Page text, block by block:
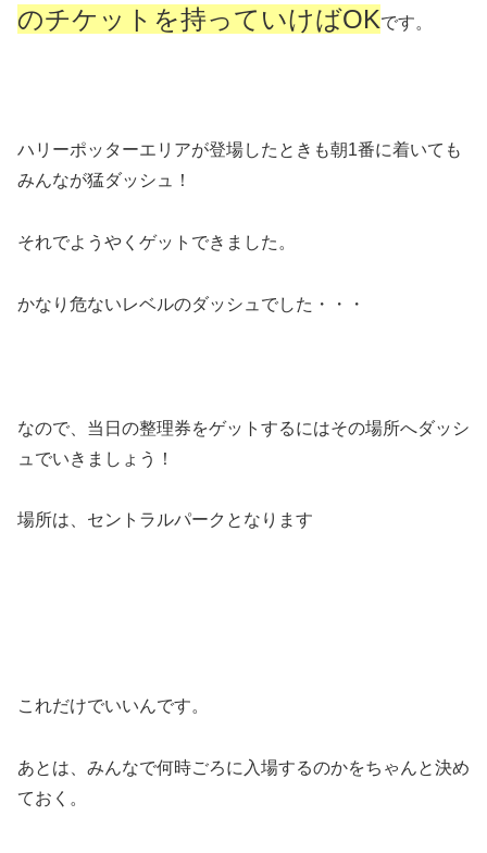
のチケットを持っていけばOKです。
ハリーポッターエリアが登場したときも朝1番に着いても
みんなが猛ダッシュ！
それでようやくゲットできました。
かなり危ないレベルのダッシュでした・・・
なので、当日の整理券をゲットするにはその場所へダッシ
ュでいきましょう！
場所は、セントラルパークとなります
これだけでいいんです。
あとは、みんなで何時ごろに入場するのかをちゃんと決め
ておく。